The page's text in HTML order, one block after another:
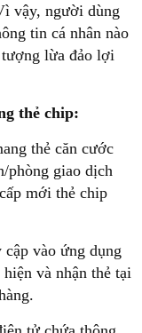
vậy, người dùng
tin cá nhân nào
lừa đảo lợi
thẻ chip:
thẻ căn cước
phòng giao dịch
mới thẻ chip
vào ứng dụng
và nhận thẻ tại